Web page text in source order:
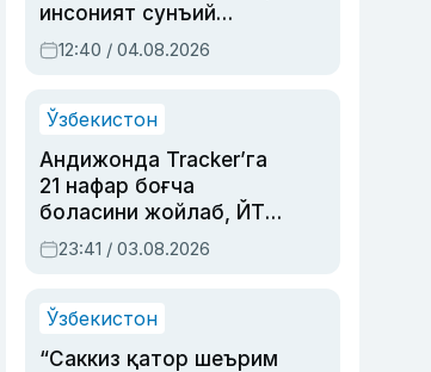
инсоният сунъий
интеллектни бошқара
олмай қолишидан
12:40 / 04.08.2026
Ўзбекистон
Андижонда Tracker’га
21 нафар боғча
боласини жойлаб, ЙТҲ
содир этган аёлга суд
ҳукми ўқилди
23:41 / 03.08.2026
Ўзбекистон
“Саккиз қатор шеърим